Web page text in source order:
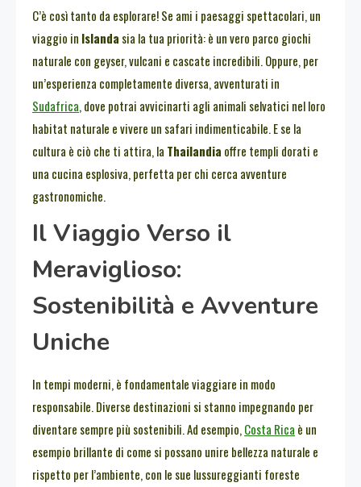
C’è così tanto da esplorare! Se ami i paesaggi spettacolari, un
viaggio in Islanda sia la tua priorità: è un vero parco giochi
naturale con geyser, vulcani e cascate incredibili. Oppure, per
un’esperienza completamente diversa, avventurati in
Sudafrica, dove potrai avvicinarti agli animali selvatici nel loro
habitat naturale e vivere un safari indimenticabile. E se la
cultura è ciò che ti attira, la Thailandia offre templi dorati e
una cucina esplosiva, perfetta per chi cerca avventure
gastronomiche.
Il Viaggio Verso il
Meraviglioso:
Sostenibilità e Avventure
Uniche
In tempi moderni, è fondamentale viaggiare in modo
responsabile. Diverse destinazioni si stanno impegnando per
diventare sempre più sostenibili. Ad esempio,Costa Rica è un
esempio brillante di come si possano unire bellezza naturale e
rispetto per l’ambiente, con le sue lussureggianti foreste